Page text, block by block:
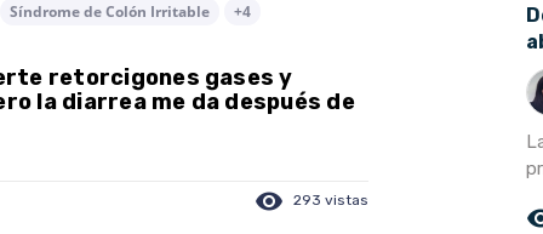
Síndrome de Colón Irritable
+4
retorcigones gases y
la diarrea me da después de
visibility 293 vistas